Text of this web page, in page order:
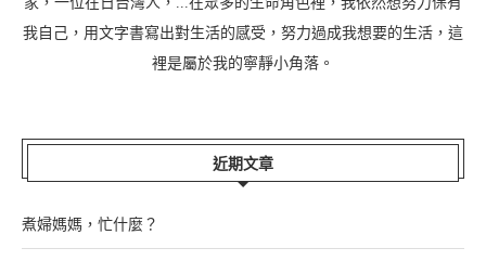
我自己，用文字書寫出對生活的感受，努力過成我想要的生活，這
裡是屬於我的寧靜小角落。
近期文章
煮婦媽媽，忙什麼？